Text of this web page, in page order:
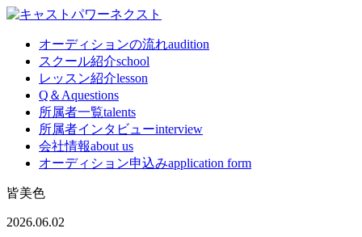
オーディションの流れaudition
スクール紹介school
レッスン紹介lesson
Q＆Aquestions
所属者一覧talents
所属者インタビューinterview
会社情報about us
オーディション申込みapplication form
皆美色
2026.06.02